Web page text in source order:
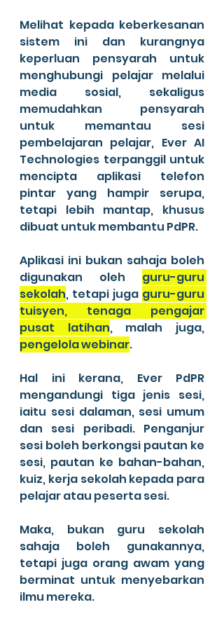
Melihat kepada keberkesanan
sistem ini dan kurangnya
keperluan pensyarah untuk
menghubungi pelajar melalui
media sosial, sekaligus
memudahkan pensyarah
untuk memantau sesi
pembelajaran pelajar, Ever AI
Technologies terpanggil untuk
mencipta aplikasi telefon
pintar yang hampir serupa,
tetapi lebih mantap, khusus
dibuat untuk membantu PdPR.
Aplikasi ini bukan sahaja boleh
digunakan oleh guru-guru
sekolah, tetapi juga guru-guru
tuisyen, tenaga pengajar
pusat latihan
pengelola webinar.
Hal ini kerana, Ever PdPR
mengandungi tiga jenis sesi,
iaitu sesi dalaman, sesi umum
dan sesi peribadi. Penganjur
sesi boleh berkongsi pautan ke
sesi, pautan ke bahan-bahan,
kuiz, kerja sekolah kepada para
pelajar atau peserta sesi.
Maka, bukan guru sekolah
sahaja boleh gunakannya,
tetapi juga orang awam yang
berminat untuk menyebarkan
ilmu mereka.